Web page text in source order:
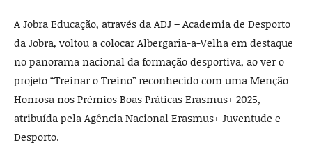
A Jobra Educação, através da ADJ – Academia de Desporto
da Jobra, voltou a colocar Albergaria-a-Velha em destaque
no panorama nacional da formação desportiva, ao ver o
projeto “Treinar o Treino” reconhecido com uma Menção
Honrosa nos Prémios Boas Práticas Erasmus+ 2025,
atribuída pela Agência Nacional Erasmus+ Juventude e
Desporto.